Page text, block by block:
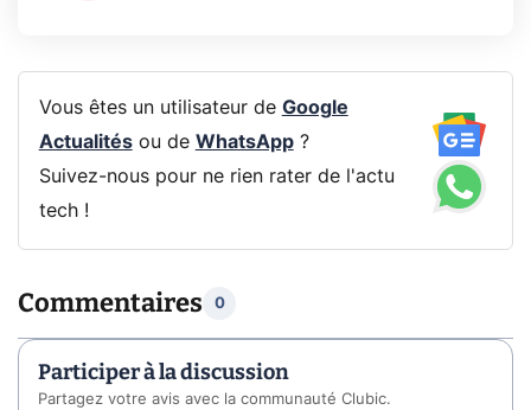
Vous êtes un utilisateur de Google
Actualitésou de WhatsApp?
Suivez-nous pour ne rien rater de l'actu
tech !
Commentaires 0
Participer à la discussion
Partagez votre avis avec la communauté Clubic.